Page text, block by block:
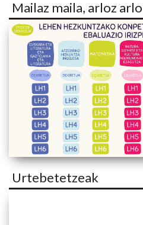
Mailaz maila, arloz
Urtebetetzeak